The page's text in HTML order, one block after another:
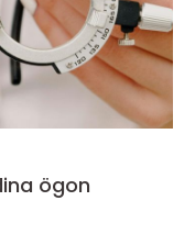
ögon